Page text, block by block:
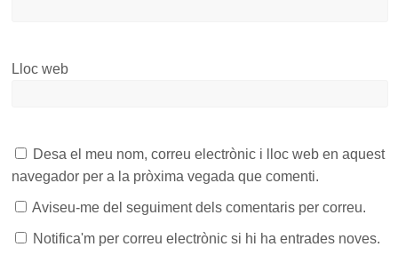
Lloc web
Desa el meu nom, correu electrònic i lloc web en aquest
navegador per a la pròxima vegada que comenti.
Aviseu-me del seguiment dels comentaris per correu.
Notifica'm per correu electrònic si hi ha entrades noves.